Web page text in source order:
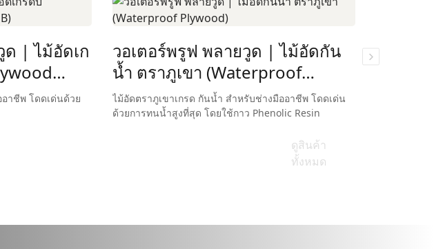
ด | ไม้อัดเก
าชีพ โดดเด่นด้วย
วอเตอร์พรูฟ พลายวูด | ไม้อัดกัน
น้ำ ตราภูเขา (Waterproof
Plywood)
ไม้อัดตราภูเขาเกรด กันน้ำ สำหรับช่างมืออาชีพ โดดเด่น
ด้วยการทนน้ำสูงที่สุด โดยใช้กาว Phenolic Resin
ชัตเตอ
ดูสินค้า
ทั้งหมด